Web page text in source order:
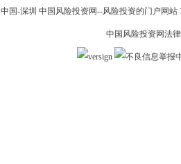
中国-深圳 中国风险投资网--风险投资的门户网
中国风险投资网法